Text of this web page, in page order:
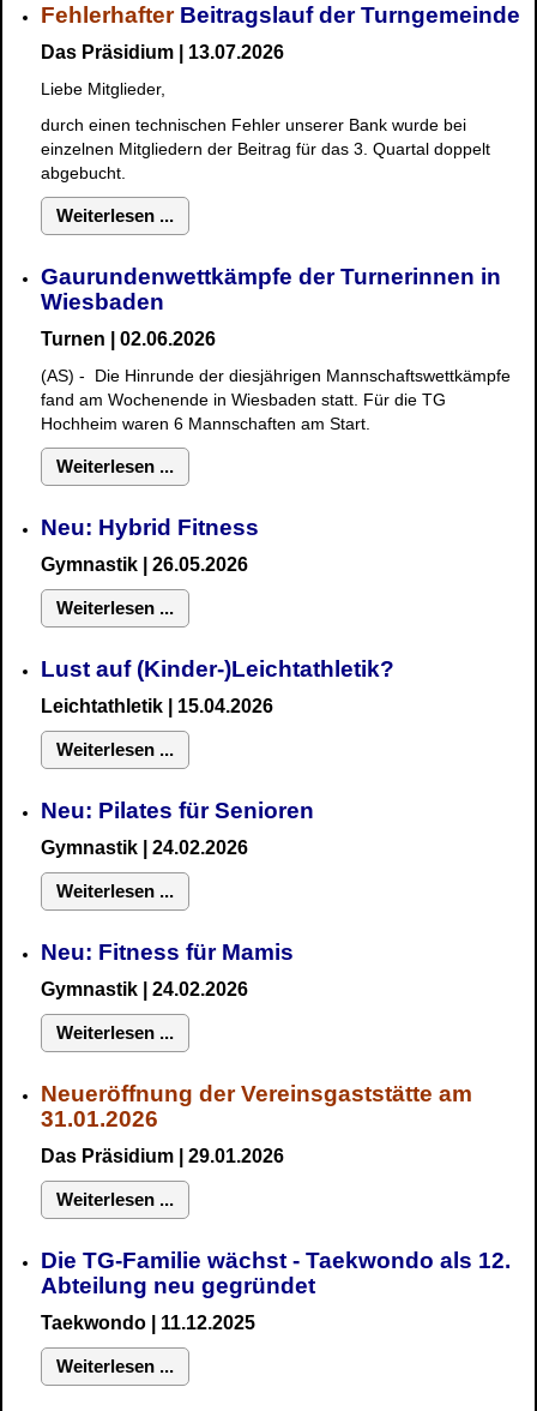
FehlerhafterBeitragslauf der Turngemeinde
Das Präsidium | 13.07.2026
Liebe Mitglieder,
durch einen technischen Fehler unserer Bank wurde bei
einzelnen Mitgliedern der Beitrag für das 3. Quartal doppelt
abgebucht.
Weiterlesen ...
Gaurundenwettkämpfe der Turnerinnen in
Wiesbaden
Turnen | 02.06.2026
(AS) - Die Hinrunde der diesjährigen Mannschaftswettkämpfe
fand am Wochenende in Wiesbaden statt. Für die TG
Hochheim waren 6 Mannschaften am Start.
Weiterlesen ...
Neu: Hybrid Fitness
Gymnastik | 26.05.2026
Weiterlesen ...
Lust auf (Kinder-)Leichtathletik?
Leichtathletik | 15.04.2026
Weiterlesen ...
Neu: Pilates für Senioren
Gymnastik | 24.02.2026
Weiterlesen ...
Neu: Fitness für Mamis
Gymnastik | 24.02.2026
Weiterlesen ...
Neueröffnung der Vereinsgaststätte am
31.01.2026
Das Präsidium | 29.01.2026
Weiterlesen ...
Die TG-Familie wächst - Taekwondo als 12.
Abteilung neu gegründet
Taekwondo | 11.12.2025
Weiterlesen ...